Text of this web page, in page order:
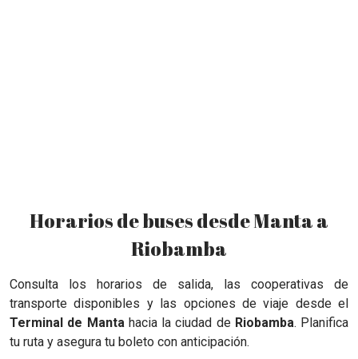
Horarios de buses desde Manta a
Riobamba
Consulta los horarios de salida, las cooperativas de
transporte disponibles y las opciones de viaje desde el
Terminal de Mantahacia la ciudad de Riobamba. Planifica
tu ruta y asegura tu boleto con anticipación.